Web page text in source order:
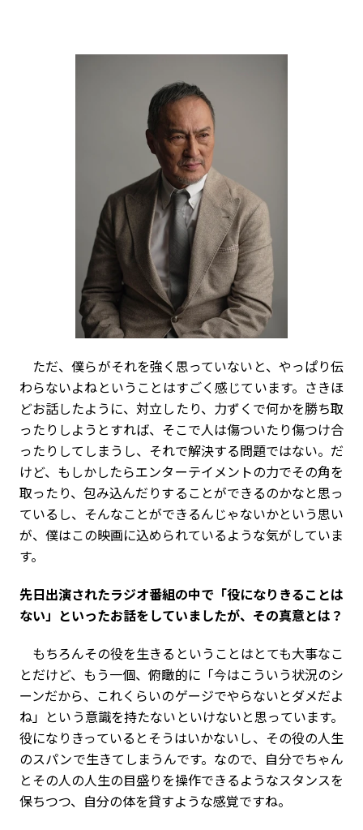
ただ、僕らがそれを強く思っていないと、やっぱり伝
わらないよねということはすごく感じています。さきほ
どお話したように、対立したり、力ずくで何かを勝ち取
ったりしようとすれば、そこで人は傷ついたり傷つけ合
ったりしてしまうし、それで解決する問題ではない。だ
けど、もしかしたらエンターテイメントの力でその角を
取ったり、包み込んだりすることができるのかなと思っ
ているし、そんなことができるんじゃないかという思い
が、僕はこの映画に込められているような気がしていま
す。
――先日出演されたラジオ番組の中で「役になりきることは
ない」といったお話をしていましたが、その真意とは？
もちろんその役を生きるということはとても大事なこ
とだけど、もう一個、俯瞰的に「今はこういう状況のシ
ーンだから、これくらいのゲージでやらないとダメだよ
ね」という意識を持たないといけないと思っています。
役になりきっているとそうはいかないし、その役の人生
のスパンで生きてしまうんです。なので、自分でちゃん
とその人の人生の目盛りを操作できるようなスタンスを
保ちつつ、自分の体を貸すような感覚ですね。